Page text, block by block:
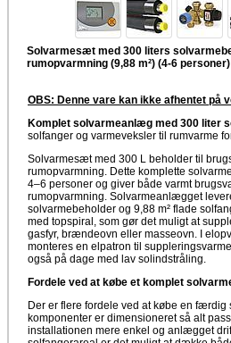
Solvarmesæt med 300 liters
rumopvarmning (9,88 m²) (4-6 personer)
OBS: Denne vare kan ikke afhentet på
Komplet solvarmeanlæg med 300 liter
solfanger og varmeveksler til rumvarme
Solvarmesæt med 300 L beholder til
rumopvarmning. Dette komplette
4–6 personer og giver både varmt
rumopvarmning. Solvarmeanlægget
solvarmebeholder og 9,88 m² flade
med topspiral, som gør det muligt at
gasfyr, brændeovn eller masseovn. I
monteres en elpatron til
også på dage med lav solindstråling.
Fordele ved at købe et komplet
Der er flere fordele ved at købe en færdig
komponenter er dimensioneret så alt
installationen mere enkel og anlægget